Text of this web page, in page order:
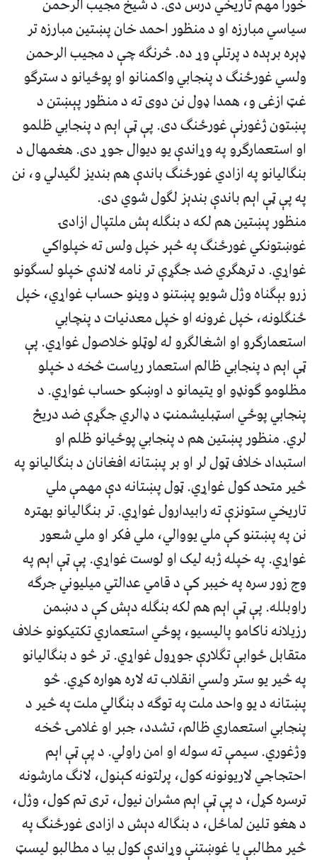
سیاسي مبارزه او د منظور احمد خان پښتین مبارزه تر
ډېره برېده د پرتلې وړ ده. څرنګه چې د مجیب الرحمن
ولسي غورځنګ د پنجابي واکمنانو او پوځیانو د سترګو
غټ ازغی و، همدا ډول نن دوی ته د منظور پېښتن د
پښتون ژغورنې غورځنګ دی. پې ټې اېم د پنجابي ظلمو
او استعمارګرو په وړاندې یو دیوال جوړ دی. هغمهال د
بنګالیانو په ازادي غورځنګ باندې هم بندیز لګیدلي و، نن
په پې ټې اېم باندې بندېز لګول شوي دی.
منظور پښتین هم لکه د بنګله ېش ملتپال ازادۍ
غوښتونکي غورځنګ په څېر خپل ولس ته خپلواکي
غواړي. د ترهګري ضد جګړې تر نامه لاندې خپلو لسګونو
زرو بېګناه وژل شویو پښتنو د وینو حساب غواړي، خپل
ځنګلونه، خپل غرونه او خپل معدنیات د پنچابي
استعمارګرو او اشغالګرو له لوټلو خلاصول غواړي. پې‌
ټې اېم د پنجابي ظالم استعمار ریاست څخه د خپلو
مظلومو ګونډو او یتیمانو د اوښکو حساب غواړي. د
پنجابي پوځي اسټبلیشمنټ د ډالري جګړې ضد دریځ
لري. منظور پښتین هم د پنجابي پوځیانو ظلم او
استبداد خلاف ټول لر او بر پښتانه افغانان د بنګالیانو په
څیر متحد کول غواړي. ټول پښتانه دې مهمې ملي
تاریخي ستونزې ته رابیدارول غواړي. تر بنګالیانو بهتره
نن په پښتنو کې ملي یووالي، ملي فکر او ملي شعور
غواړي. په خپله ژبه لیک او لوست غواړي. پې ټې اېم په
وج زور سره په خیبر کې د قامي عدالتي میلیوني جرګه
راوبلله. پې ټې اېم هم لکه بنګله دېش کې د دښمن
رزیلانه ناکامو پالیسیو، پوځي استعماري تکتیکونو خلاف
متقابل ځوابې تګلارې جوړول غواړي. تر څو د بنګالیانو
په څیر یو ستر ولسي انقلاب ته لاره هواره کړي. څو
پښتانه د یو واحد ملت په توګه د بنګالي ملت په څیر د
پنجابي استعماري ظالم، تشدد، جبر او غلامۍ څخه
وژغوري. سیمې ته سوله او امن راولي. د پې ټې اېم
احتجاجي لاریونونه کول، پرلتونه کېنول، لانګ مارشونه
ترسره کړل، د پې ټې اېم مشران نیول، تری تم کول، وژل،
د هغو تلین لماځل، د بنګاله دېش د ازادی غورځنګ په
څیر مطالبې یا غوښتنې وړاندې کول بیا د مطالبو لیسټ